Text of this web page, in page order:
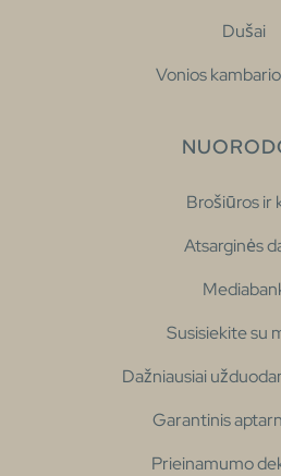
Dušai
Vonios
Brošiūros ir
Atsarginės
Susisiekite su
Dažniausiai
Garantinis
Prieinamumo